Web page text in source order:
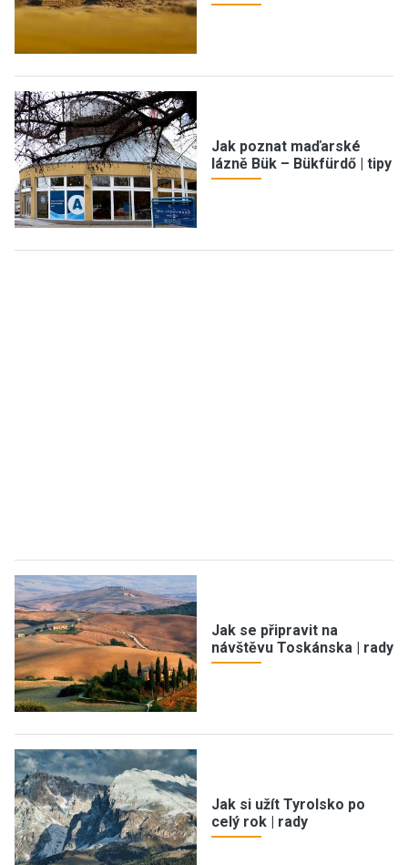
Jak poznat maďarské
lázně Bük – Bükfürdő | tipy
Jak se připravit na
návštěvu Toskánska | rady
Jak si užít Tyrolsko po
celý rok | rady